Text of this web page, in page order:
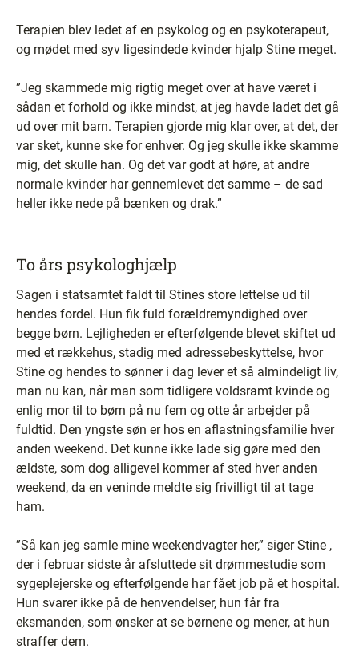
Terapien blev ledet af en psykolog og en psykoterapeut,
og mødet med syv ligesindede kvinder hjalp Stine meget.
”Jeg skammede mig rigtig meget over at have været i
sådan et forhold og ikke mindst, at jeg havde ladet det gå
ud over mit barn. Terapien gjorde mig klar over, at det, der
var sket, kunne ske for enhver. Og jeg skulle ikke skamme
mig, det skulle han. Og det var godt at høre, at andre
normale kvinder har gennemlevet det samme – de sad
heller ikke nede på bænken og drak.”
To års psykologhjælp
Sagen i statsamtet faldt til Stines store lettelse ud til
hendes fordel. Hun fik fuld forældremyndighed over
begge børn. Lejligheden er efterfølgende blevet skiftet ud
med et rækkehus, stadig med adressebeskyttelse, hvor
Stine og hendes to sønner i dag lever et så almindeligt liv,
man nu kan, når man som tidligere voldsramt kvinde og
enlig mor til to børn på nu fem og otte år arbejder på
fuldtid. Den yngste søn er hos en aflastningsfamilie hver
anden weekend. Det kunne ikke lade sig gøre med den
ældste, som dog alligevel kommer af sted hver anden
weekend, da en veninde meldte sig frivilligt til at tage
ham.
”Så kan jeg samle mine weekendvagter her,” siger Stine ,
der i februar sidste år afsluttede sit drømmestudie som
sygeplejerske og efterfølgende har fået job på et hospital.
Hun svarer ikke på de henvendelser, hun får fra
eksmanden, som ønsker at se børnene og mener, at hun
straffer dem.